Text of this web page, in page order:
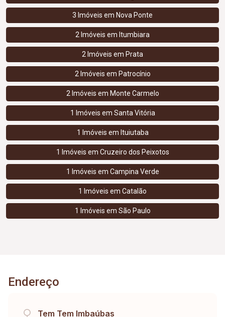
3 Imóveis em Nova Ponte
2 Imóveis em Itumbiara
2 Imóveis em Prata
2 Imóveis em Patrocínio
2 Imóveis em Monte Carmelo
1 Imóveis em Santa Vitória
1 Imóveis em Ituiutaba
1 Imóveis em Cruzeiro dos Peixotos
1 Imóveis em Campina Verde
1 Imóveis em Catalão
1 Imóveis em São Paulo
Endereço
Tem Tem Imbaúbas